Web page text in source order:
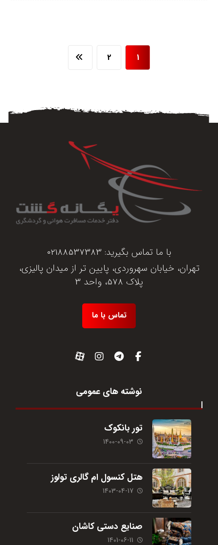
1
2
با ما تماس بگیرید: 02188537383
تهران، خیابان سهروردی، پایین تر از میدان پالیزی،
پلاک 578، واحد 3
تماس با ما
نوشته های عمومی
تور بانکوک
1400-09-03
هتل کنسول ام گالری تولوز
1403-04-17
صنایع دستی کاشان
1401-06-11